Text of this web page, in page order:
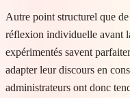
Autre point structurel que
réflexion individuelle avant
expérimentés savent
adapter leur discours en
administrateurs ont donc